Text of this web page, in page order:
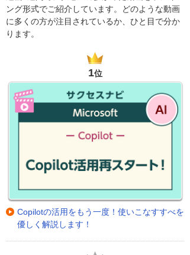
ング形式でご紹介しています。どのような動画
に多くの方が注目されているか、ひと目で分か
ります。
1位
Copilotの活用をもう一度！使いこなすすべを
優しく解説します！